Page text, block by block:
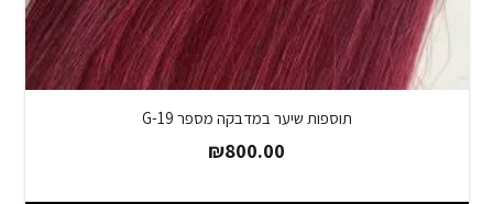
תוספות שיער במדבקה מספר G-19
₪800.00